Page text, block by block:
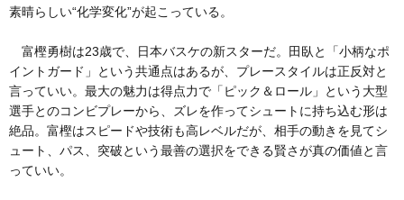
素晴らしい“化学変化”が起こっている。
富樫勇樹は23歳で、日本バスケの新スターだ。田臥と「小柄なポ
イントガード」という共通点はあるが、プレースタイルは正反対と
言っていい。最大の魅力は得点力で「ピック＆ロール」という大型
選手とのコンビプレーから、ズレを作ってシュートに持ち込む形は
絶品。富樫はスピードや技術も高レベルだが、相手の動きを見てシ
ュート、パス、突破という最善の選択をできる賢さが真の価値と言
っていい。